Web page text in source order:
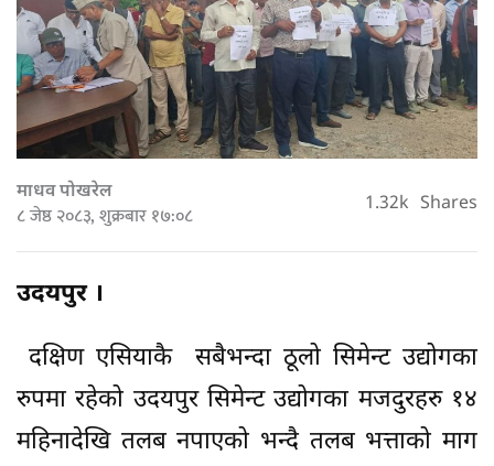
माधव पोखरेल
८ जेष्ठ २०८३, शुक्रबार १७:०८ 1.32k Shares
उदयपुर ।
दक्षिण एसियाकै सबैभन्दा ठूलो सिमेन्ट उद्योगका
रुपमा रहेको उदयपुर सिमेन्ट उद्योगका मजदुरहरु १४
महिनादेखि तलब नपाएको भन्दै तलब भत्ताको माग